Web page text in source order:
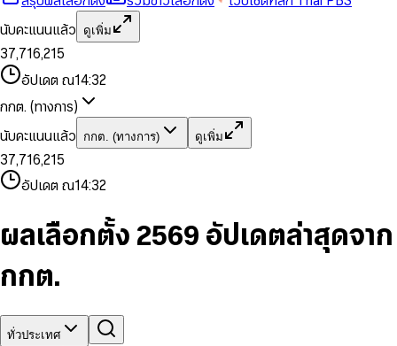
นับคะแนนแล้ว
ดูเพิ่ม
0
1
2
3
4
5
6
8
9
4
5
6
7
8
9
,
4
6
7
8
9
0
1
2
3
4
5
6
7
8
9
3
5
6
7
8
9
,
1
2
4
5
7
8
9
0
1
3
4
6
7
8
9
2
3
4
5
7
8
อัปเดต ณ14:32
กกต. (ทางการ)
นับคะแนนแล้ว
กกต. (ทางการ) ดูเพิ่ม
0
1
2
3
4
5
7
8
0
1
2
4
5
6
7
8
9
,
0
1
2
4
6
7
8
9
0
1
2
3
5
6
8
9
0
1
3
5
6
7
8
,
1
2
4
6
7
9
0
1
3
5
6
8
9
0
2
3
4
5
7
9
อัปเดต ณ14:32
ผลเลือกตั้ง 2569 อัปเดตล่าสุดจาก
กกต.
ทั่วประเทศ